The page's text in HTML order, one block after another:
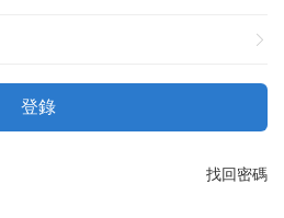
登錄
找回密碼